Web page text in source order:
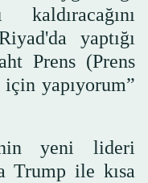
kaldıracağını
yaptığı
Prens (Prens
yapıyorum”
yeni lideri
Trump ile kısa